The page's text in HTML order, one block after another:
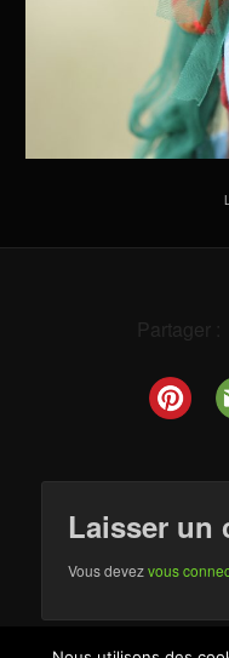
Partager :
Laisser un
Vous devezvous